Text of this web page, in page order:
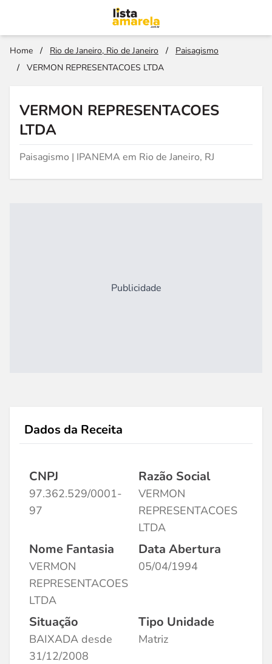
Home / Rio de Janeiro, Rio de Janeiro /
Paisagismo
/
VERMON REPRESENTACOES LTDA
VERMON REPRESENTACOES
LTDA
Paisagismo | IPANEMA em Rio de Janeiro, RJ
Publicidade
Dados da Receita
CNPJ
97.362.529/0001-
97
Razão Social
VERMON
REPRESENTACOES
LTDA
Nome Fantasia
VERMON
REPRESENTACOES
LTDA
Data Abertura
05/04/1994
Situação
BAIXADA desde
31/12/2008
Tipo Unidade
Matriz